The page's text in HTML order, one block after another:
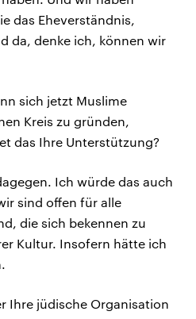
das Eheverständnis,
da, denke ich, können wir
sich jetzt Muslime
Kreis zu gründen,
das Ihre Unterstützung?
Ich würde das auch
sind offen für alle
die sich bekennen zu
Kultur. Insofern hätte ich
Ihre jüdische Organisation